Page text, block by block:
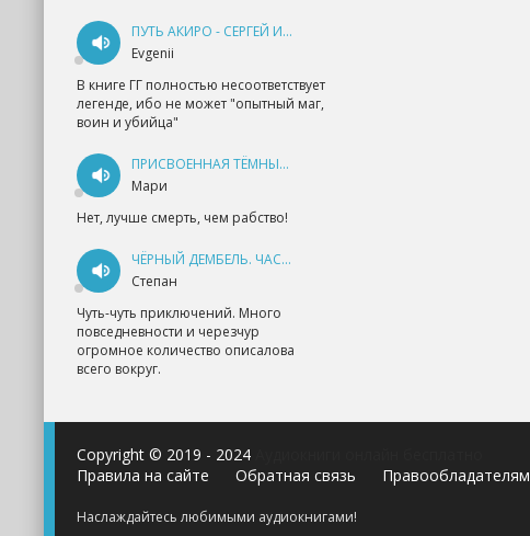
ПУТЬ АКИРО - СЕРГЕЙ ИЗМАЙЛОВ
Evgenii
В книге ГГ полностью несоответствует
легенде, ибо не может "опытный маг,
воин и убийца"
ПРИСВОЕННАЯ ТЁМНЫМ. ПРОКЛЯТАЯ ЛЮБОВЬ - АННА ГЕРР
Мари
Нет, лучше смерть, чем рабство!
ЧЁРНЫЙ ДЕМБЕЛЬ. ЧАСТЬ 1 - АНДРЕЙ ФЕДИН
Степан
Чуть-чуть приключений. Много
повседневности и черезчур
огромное количество описалова
всего вокруг.
Copyright © 2019 - 2024
Правила на сайте
Обратная связь Правообладателям
Наслаждайтесь любимыми аудиокнигами!